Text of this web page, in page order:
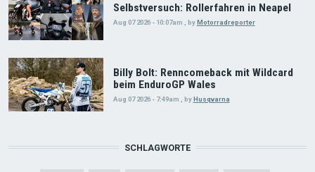
Selbstversuch: Rollerfahren in Neapel
Aug 07 2026 - 10:07am byMotorradreporter
Billy Bolt: Renncomeback mit Wildcard
beim EnduroGP Wales
Aug 07 2026 - 7:49am byHusqvarna
SCHLAGWORTE